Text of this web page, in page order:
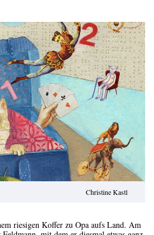
Christine Kastl
riesigen Koffer zu Opa aufs Land. Am